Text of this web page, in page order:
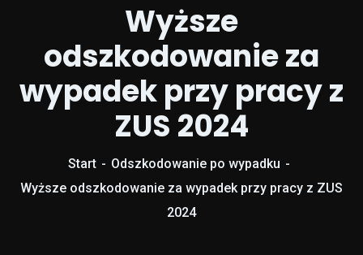
Wyższe
odszkodowanie za
wypadek przy pracy z
ZUS 2024
Start
Odszkodowanie po wypadku
Wyższe odszkodowanie za wypadek przy pracy z ZUS
2024